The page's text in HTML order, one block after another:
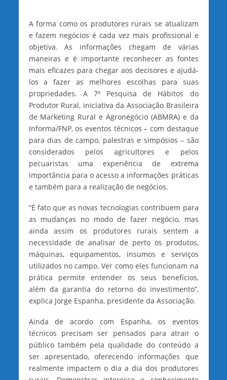
A forma como os produtores rurais se atualizam
e fazem negócios é cada vez mais profissional e
objetiva. As informações chegam de várias
maneiras e é importante reconhecer as fontes
mais eficazes para chegar aos decisores e ajudá-
los a fazer as melhores escolhas para suas
propriedades. A 7ª Pesquisa de Hábitos do
Produtor Rural, iniciativa da Associação Brasileira
de Marketing Rural e Agronegócio (ABMRA) e da
Informa/FNP, os eventos técnicos – com destaque
para dias de campo, palestras e simpósios – são
considerados pelos agricultores e pelos
pecuaristas uma experiência de extrema
importância para o acesso a informações práticas
e também para a realização de negócios.
“É fato que as novas tecnologias contribuem para
as mudanças no modo de fazer negócio, mas
ainda assim os produtores rurais sentem a
necessidade de analisar de perto os produtos,
máquinas, equipamentos, insumos e serviços
utilizados no campo. Ver como eles funcionam na
prática permite entender os seus benefícios,
além da garantia do retorno do investimento”,
explica Jorge Espanha, presidente da Associação.
Ainda de acordo com Espanha, os eventos
técnicos precisam ser pensados para atrair o
público também pela qualidade do conteúdo a
ser apresentado, oferecendo informações que
realmente impactem o dia a dia dos produtores